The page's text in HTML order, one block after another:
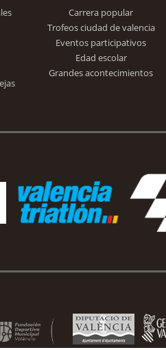
Trinidad Alfonso
Carrera popular
Trofeos ciudad de valencia
Eventos participativos
Edad escolar
Grandes acontecimientos